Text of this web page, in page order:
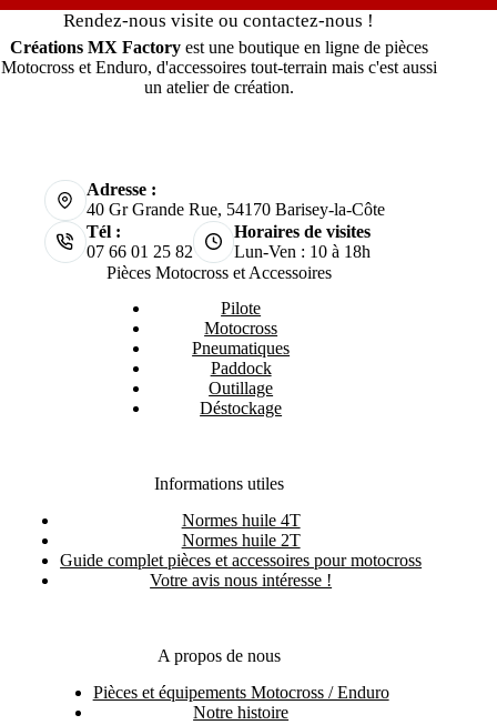
Rendez-nous visite ou contactez-nous !
Créations MX Factoryest une boutique en ligne de pièces
Motocross et Enduro, d'accessoires tout-terrain mais c'est aussi
un atelier de création.
Adresse :
40 Gr Grande Rue, 54170 Barisey-la-Côte
Tél :
07 66 01 25 82
Horaires de visites
Lun-Ven : 10 à 18h
Pièces Motocross et Accessoires
Pilote
Motocross
Pneumatiques
Paddock
Outillage
Déstockage
Informations utiles
Normes huile 4T
Normes huile 2T
Guide complet pièces et accessoires pour motocross
Votre avis nous intéresse !
A propos de nous
Pièces et équipements Motocross / Enduro
Notre histoire